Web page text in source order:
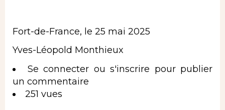
Fort-de-France, le 25 mai 2025
Yves-Léopold Monthieux
Se connecter ou s'inscrire pour publier
un commentaire
251 vues